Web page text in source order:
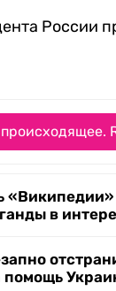
России
«Википедии»
в
помощь